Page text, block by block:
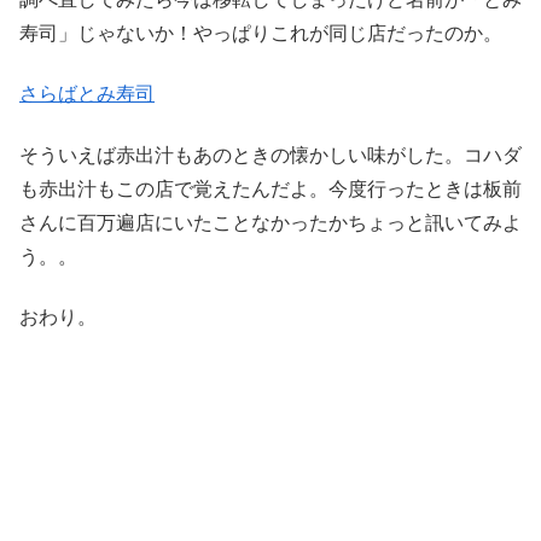
寿司」じゃないか！やっぱりこれが同じ店だったのか。
さらばとみ寿司
そういえば赤出汁もあのときの懐かしい味がした。コハダ
も赤出汁もこの店で覚えたんだよ。今度行ったときは板前
さんに百万遍店にいたことなかったかちょっと訊いてみよ
う。。
おわり。